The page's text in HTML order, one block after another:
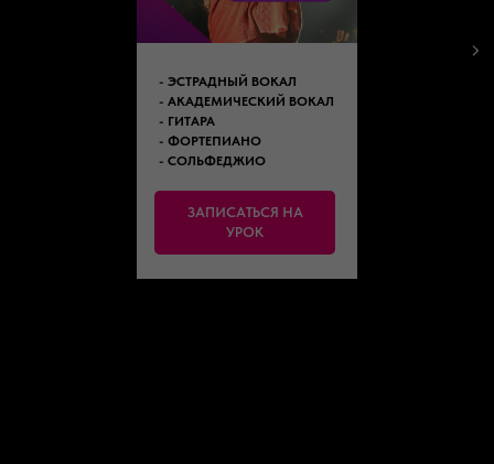
- ЭСТРАДНЫЙ ВОКАЛ
- АКАДЕМИЧЕСКИЙ ВОКАЛ
- ГИТАРА
- ФОРТЕПИАНО
- СОЛЬФЕДЖИО
ЗАПИСАТЬСЯ НА
УРОК